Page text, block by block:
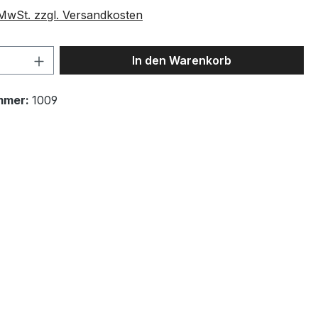
zzgl. Versandkosten
Anzahl: Gib den gewünschten Wert
In den Warenkorb
1009